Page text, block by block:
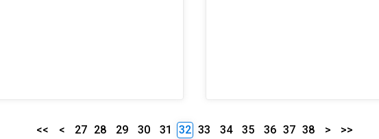
<< < 27 28 29 30 31 32 33 34 35 36 37 38 > >>